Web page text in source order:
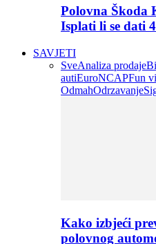
Polovna Škoda
Isplati li se dati
SAVJETI
SveAnaliza prodaje
autiEuroNCAPFun
OdmahOdrzavanje
Kako izbjeći
polovnog